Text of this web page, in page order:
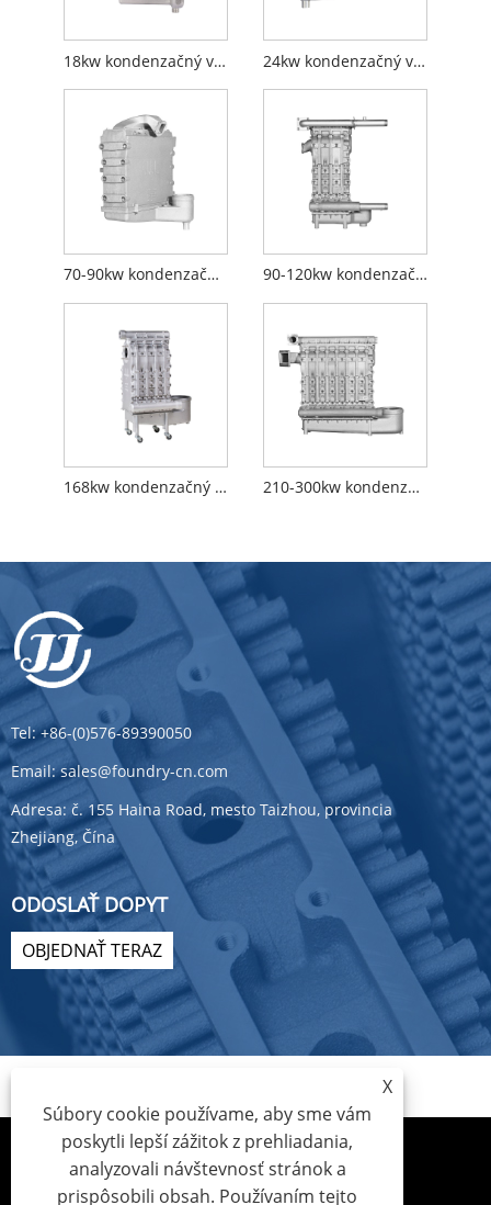
18kw kondenzačný výmenník tepla 24kw kondenzačný výmenník tepla
70-90kw kondenzačný výmenník tepla 90-120kw kondenzačný výmenník tepla
168kw kondenzačný výmenník tepla 210-300kw kondenzačný výmenník tepla
Tel: +86-(0)576-89390050
Email: sales@foundry-cn.com
Adresa: č. 155 Haina Road, mesto Taizhou, provincia
Zhejiang, Čína
ODOSLAŤ DOPYT
OBJEDNAŤ TERAZ
X
Súbory cookie používame, aby sme vám
poskytli lepší zážitok z prehliadania,
analyzovali návštevnosť stránok a
prispôsobili obsah. Používaním tejto